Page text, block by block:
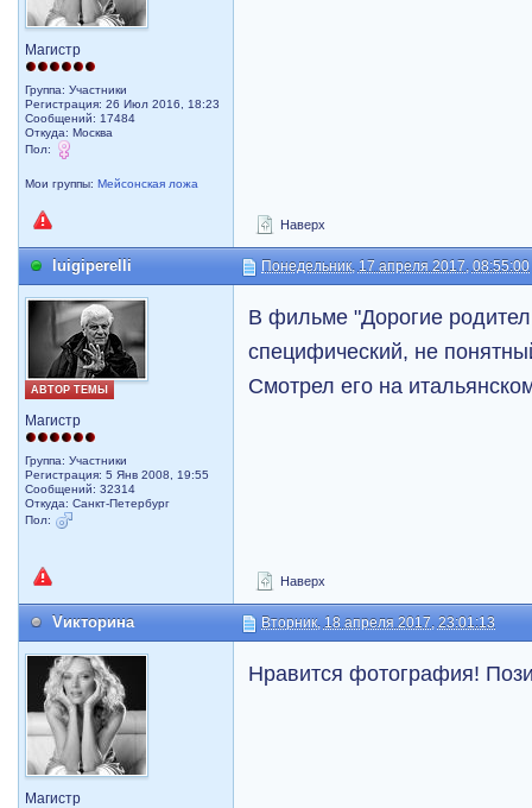
Магистр
Группа: Участники
Регистрация: 26 Июл 2016, 18:23
Сообщений: 17484
Откуда: Москва
Пол:
Мои группы:Мейсонская ложа
Наверх
luigiperelli Понедельник, 17 апреля 2017, 08:55:00
АВТОР ТЕМЫ
Магистр
Группа: Участники
Регистрация: 5 Янв 2008, 19:55
Сообщений: 32314
Откуда: Санкт-Петербург
Пол:
В фильме "Дорогие
специфический, не
Смотрел его на
Наверх
Vикторина Вторник, 18 апреля 2017, 23:01:13
Магистр
Нравится фотография!